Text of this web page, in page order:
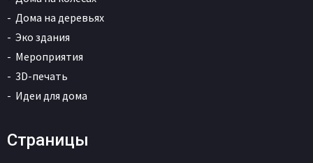
Дома на деревьях
Эко здания
Мероприятия
3D-печать
Идеи для дома
Страницы